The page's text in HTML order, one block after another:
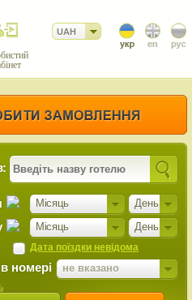
UAH
Місяць День
Місяць День
Дата поїздки невідома
в номері не вказано